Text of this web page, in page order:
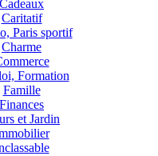
Cadeaux
Caritatif
Paris sportif
Charme
Formation
Famille
Finances
et Jardin